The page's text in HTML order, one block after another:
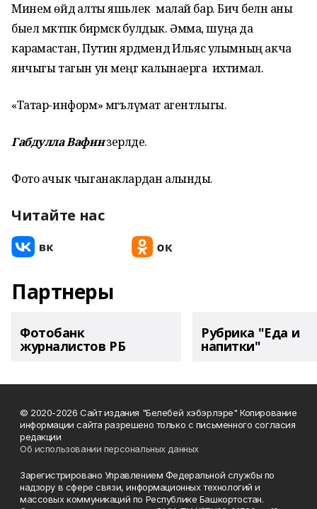
Минем өйдә алты яшьлек малай бар. Бичә белән аны
быел мәктәпкә бирмәскә булдык. Әмма, шуңа да
карамастан, Путин ярдәмендә Ильяс улымның акча
янчыгы тагын ун меңгә калынаерга ихтимал.
«Татар-информ» мәгълүмат агентлыгы.
Габдулла Вафинәзерләде.
Фото ачык чыганаклардан алынды.
Читайте нас
Партнеры
Фотобанк
журналистов РБ
Рубрика "Еда и
напитки"
© 2020-2026 Сайт издания "Белебей хэбэрлэре" Копирование
информации сайта разрешено только с письменного согласия
редакции
Об использовании персональных данных
Зарегистрировано Управлением Федеральной службы по
надзору в сфере связи, информационных технологий и
массовых коммуникаций по Республике Башкортостан.